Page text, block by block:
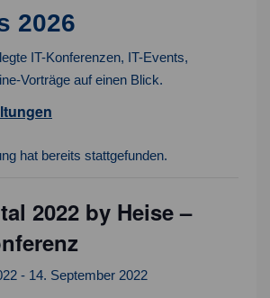
2026
IT-Konferenzen, IT-Events,
Vorträge auf einen Blick.
hat bereits stattgefunden.
2022 by Heise –
- 14. September 2022